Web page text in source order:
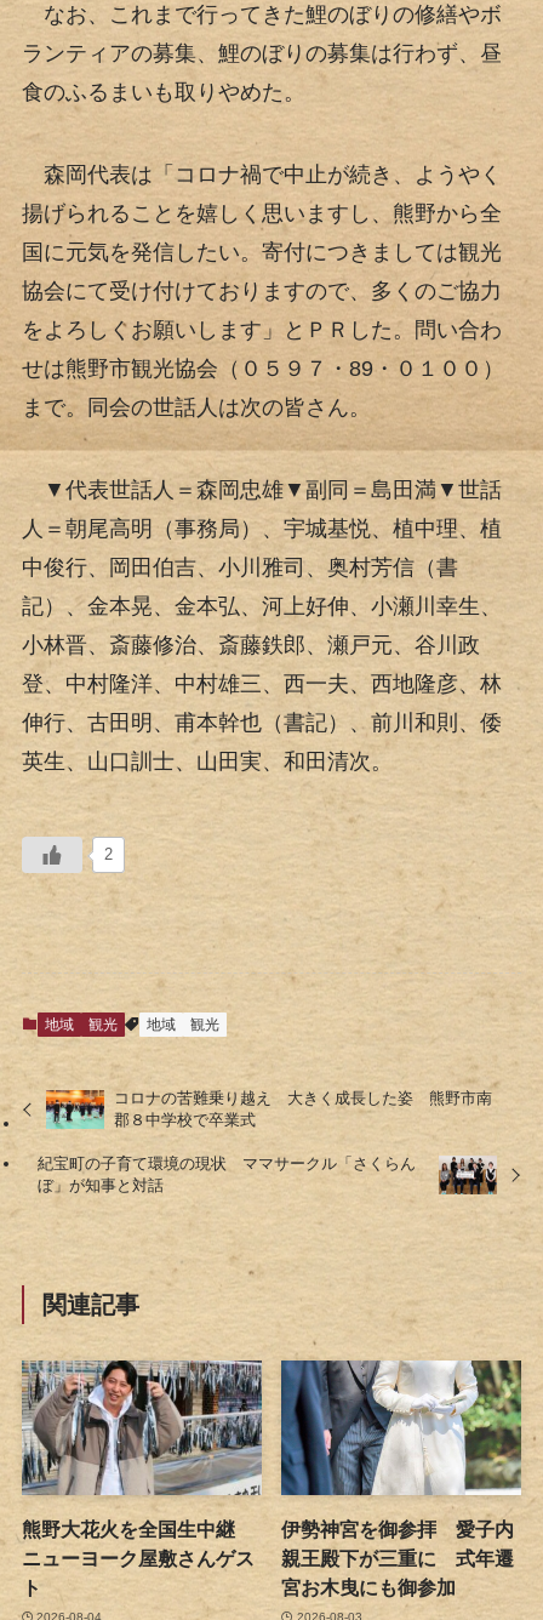
なお、これまで行ってきた鯉のぼりの修繕やボ
ランティアの募集、鯉のぼりの募集は行わず、昼
食のふるまいも取りやめた。
森岡代表は「コロナ禍で中止が続き、ようやく
揚げられることを嬉しく思いますし、熊野から全
国に元気を発信したい。寄付につきましては観光
協会にて受け付けておりますので、多くのご協力
をよろしくお願いします」とＰＲした。問い合わ
せは熊野市観光協会（０５９７・89・０１００）
まで。同会の世話人は次の皆さん。
▼代表世話人＝森岡忠雄▼副同＝島田満▼世話
人＝朝尾高明（事務局）、宇城基悦、植中理、植
中俊行、岡田伯吉、小川雅司、奥村芳信（書
記）、金本晃、金本弘、河上好伸、小瀬川幸生、
小林晋、斎藤修治、斎藤鉄郎、瀬戸元、谷川政
登、中村隆洋、中村雄三、西一夫、西地隆彦、林
伸行、古田明、甫本幹也（書記）、前川和則、倭
英生、山口訓士、山田実、和田清次。
2
地域 観光 地域 観光
コロナの苦難乗り越え 大きく成長した姿 熊野市南
郡８中学校で卒業式
紀宝町の子育て環境の現状 ママサークル「さくらん
ぼ」が知事と対話
関連記事
熊野大花火を全国生中継
ニューヨーク屋敷さんゲス
ト
2026-08-04
伊勢神宮を御参拝 愛子内
親王殿下が三重に 式年遷
宮お木曳にも御参加
2026-08-03